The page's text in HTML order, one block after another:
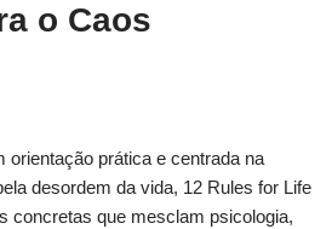
o Caos
orientação prática e centrada na
desordem da vida, 12 Rules for Life
concretas que mesclam psicologia,